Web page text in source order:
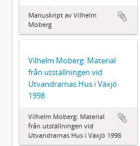
Manuskript av Vilhelm
Moberg
Vilhelm Moberg: Material
från utställningen vid
Utvandrarnas Hus i Växjö
1998
Vilhelm Moberg: Material
från utställningen vid
Utvandrarnas Hus i Växjö 1998